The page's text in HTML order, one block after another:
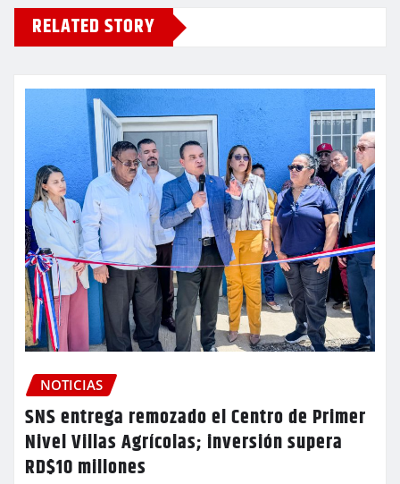
RELATED STORY
NOTICIAS
SNS entrega remozado el Centro de Primer
Nivel Villas Agrícolas; inversión supera
RD$10 millones